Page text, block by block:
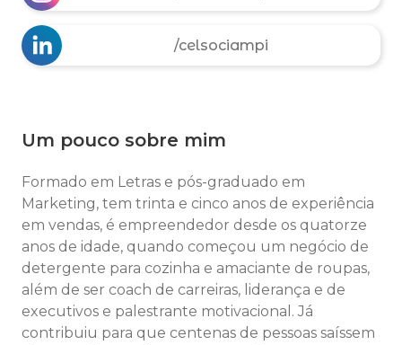
/celsociampi
Um pouco sobre mim
Formado em Letras e pós-graduado em
Marketing, tem trinta e cinco anos de experiência
em vendas, é empreendedor desde os quatorze
anos de idade, quando começou um negócio de
detergente para cozinha e amaciante de roupas,
além de ser coach de carreiras, liderança e de
executivos e palestrante motivacional. Já
contribuiu para que centenas de pessoas saíssem